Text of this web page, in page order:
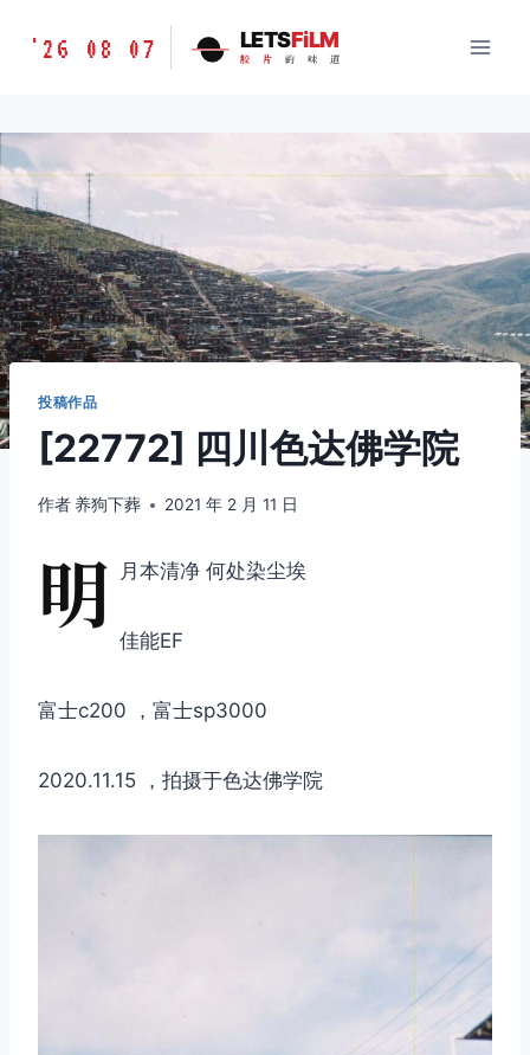
胶
味
道
LETSFILM
'26 08 07 LETSFiLM
胶 片 的 味 道
投稿作品
[22772] 四川色达佛学院
作者 养狗下葬 2021 年 2 月 11 日
明 月本清净 何处染尘埃
佳能EF
富士c200 ，富士sp3000
2020.11.15 ，拍摄于色达佛学院